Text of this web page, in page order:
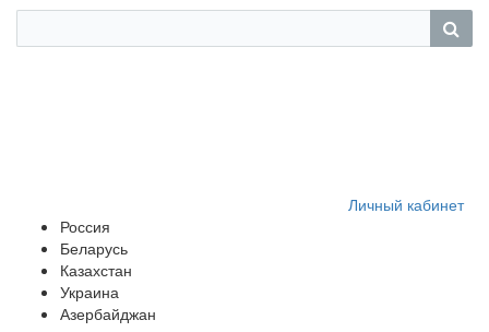
Личный кабинет
Россия
Беларусь
Казахстан
Украина
Азербайджан